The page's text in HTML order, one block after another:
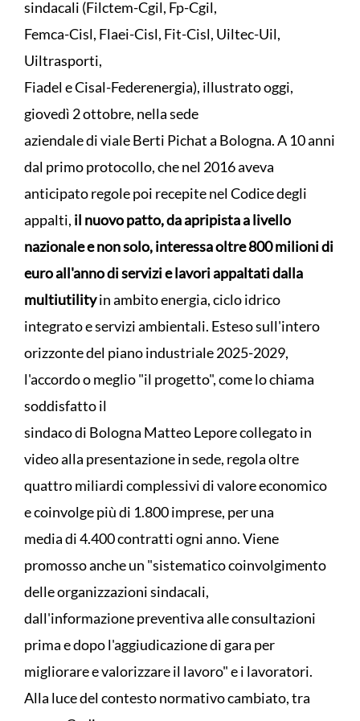
sindacali (Filctem-Cgil, Fp-Cgil,
Femca-Cisl, Flaei-Cisl, Fit-Cisl, Uiltec-Uil,
Uiltrasporti,
Fiadel e Cisal-Federenergia), illustrato oggi,
giovedì 2 ottobre, nella sede
aziendale di viale Berti Pichat a Bologna. A 10 anni
dal primo protocollo, che nel 2016 aveva
anticipato regole poi recepite nel Codice degli
appalti, il nuovo patto, da apripista a livello
nazionale e non solo, interessa oltre 800 milioni di
euro all'anno di servizi e lavori appaltati dalla
multiutilityin ambito energia, ciclo idrico
integrato e servizi ambientali. Esteso sull'intero
orizzonte del piano industriale 2025-2029,
l'accordo o meglio "il progetto", come lo chiama
soddisfatto il
sindaco di Bologna Matteo Lepore collegato in
video alla presentazione in sede, regola oltre
quattro miliardi complessivi di valore economico
e coinvolge più di 1.800 imprese, per una
media di 4.400 contratti ogni anno. Viene
promosso anche un "sistematico coinvolgimento
delle organizzazioni sindacali,
dall'informazione preventiva alle consultazioni
prima e dopo l'aggiudicazione di gara per
migliorare e valorizzare il lavoro" e i lavoratori.
Alla luce del contesto normativo cambiato, tra